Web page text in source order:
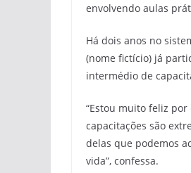
envolvendo aulas
Há dois anos no
(nome fictício) já
intermédio de
“Estou muito feliz
capacitações são
delas que podemos
vida”, confessa.